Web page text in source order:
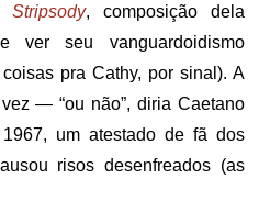
Stripsody, composição dela
ver seu vanguardoidismo
pra Cathy, por sinal). A
— “ou não”, diria Caetano
um atestado de fã dos
risos desenfreados (as